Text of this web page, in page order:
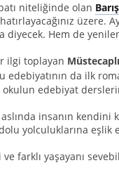
niteliğinde olan
üzere.
Hem de
ilgi toplayan
edebiyatının da ilk
okulun edebiyat
insanın
yolculuklarına eşlik
farklı yaşayanı